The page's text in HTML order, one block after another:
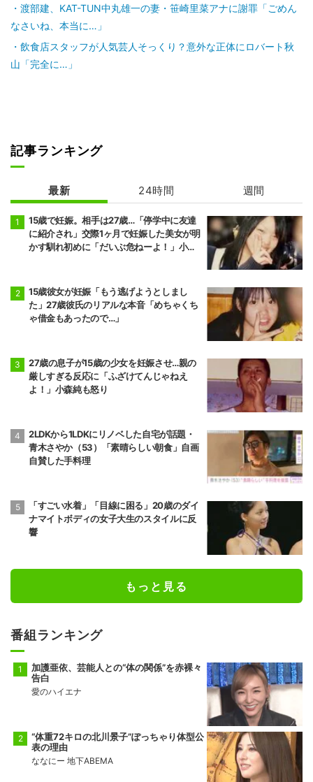
渡部建、KAT-TUN中丸雄一の妻・笹崎里菜アナに謝罪「ごめん
なさいね、本当に…」
飲食店スタッフが人気芸人そっくり？意外な正体にロバート秋
山「完全に…」
記事ランキング
最新 24時間 週間
15歳で妊娠。相手は27歳…「停学中に友達
に紹介され」交際1ヶ月で妊娠した美女が明
かす馴れ初めに「だいぶ危ねーよ！」小森
15歳彼女が妊娠「もう逃げようとしまし
た」27歳彼氏のリアルな本音「めちゃくち
ゃ借金もあったので…」
27歳の息子が15歳の少女を妊娠させ…親の
厳しすぎる反応に「ふざけてんじゃねえ
よ！」小森純も怒り
2LDKから1LDKにリノベした自宅が話題・
青木さやか（53）「素晴らしい朝食」自画
自賛した手料理
「すごい水着」「目線に困る」20歳のダイ
ナマイトボディの女子大生のスタイルに反
響
もっと見る
番組ランキング
加護亜依、芸能人との“体の関係”を赤裸々
告白
愛のハイエナ
“体重72キロの北川景子”ぽっちゃり体型公
表の理由
ななにー 地下ABEMA